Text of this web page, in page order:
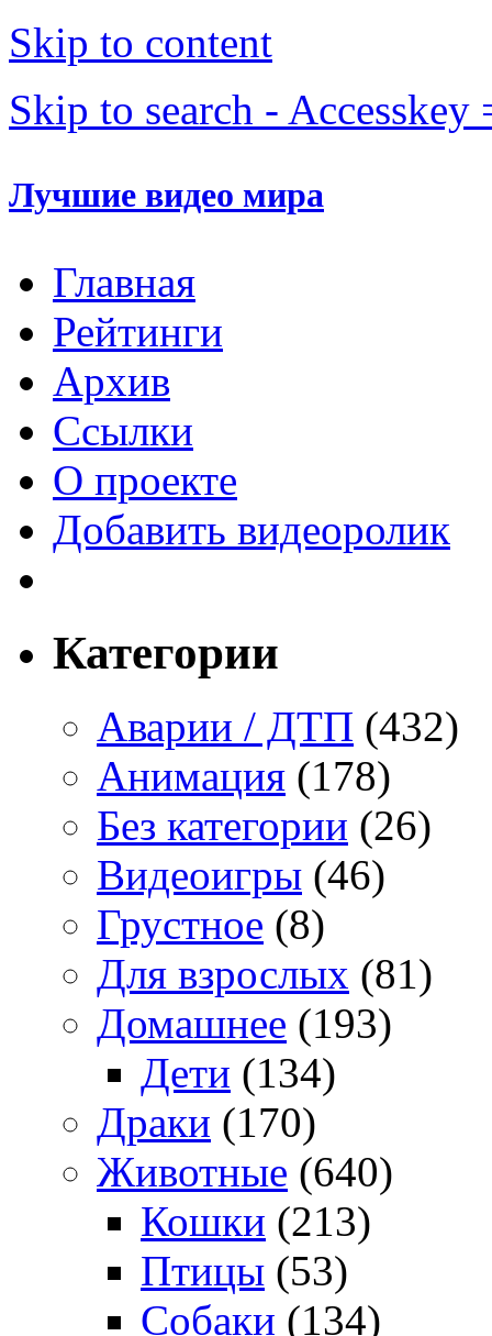
Skip to content
Skip to search - Accesskey
Лучшие видео мира
Главная
Рейтинги
Архив
Ссылки
О проекте
Добавить видеоролик
Категории
Аварии / ДТП (432)
Анимация (178)
Без категории (26)
Видеоигры (46)
Грустное (8)
Для взрослых (81)
Домашнее (193)
Дети (134)
Драки (170)
Животные (640)
Кошки (213)
Птицы (53)
Собаки (134)